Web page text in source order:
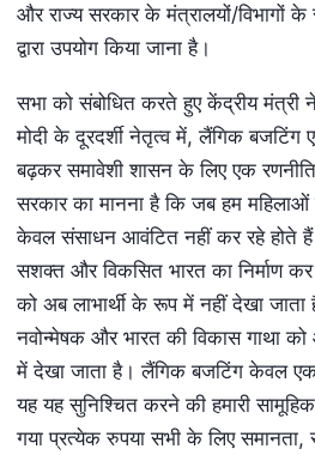
और राज्य सरकार के मंत्रालयों/विभागों
द्वारा उपयोग किया जाना है।
सभा को संबोधित करते हुए केंद्रीय मंत्री
मोदी के दूरदर्शी नेतृत्व में, लैंगिक बजटिंग
बढ़कर समावेशी शासन के लिए एक
सरकार का मानना है कि जब हम
केवल संसाधन आवंटित नहीं कर रहे होते हैं
सशक्त और विकसित भारत का निर्माण
को अब लाभार्थी के रूप में नहीं देखा जाता
नवोन्मेषक और भारत की विकास गाथा
में देखा जाता है। लैंगिक बजटिंग केवल
यह यह सुनिश्चित करने की हमारी
गया प्रत्येक रुपया सभी के लिए समानता,